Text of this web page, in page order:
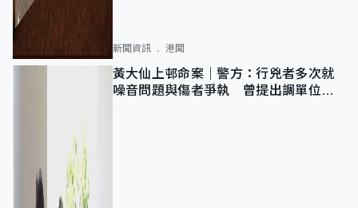
新聞資訊 港聞
黃大仙上邨命案｜警方：行兇者多次就
噪音問題與傷者爭執 曾提出調單位已